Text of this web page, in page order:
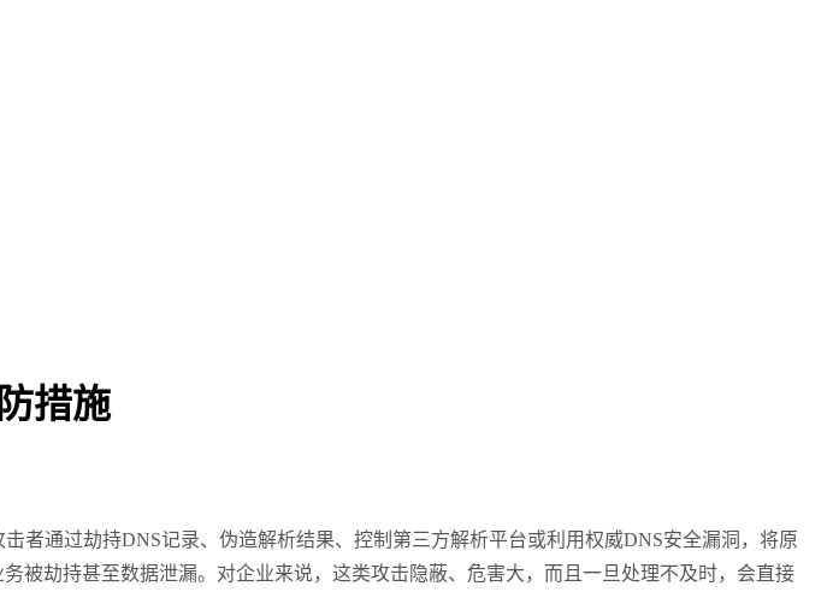
措施
通过劫持DNS记录、伪造解析结果、控制第三方解析平台或利用权威DNS安全漏洞，将原
被劫持甚至数据泄漏。对企业来说，这类攻击隐蔽、危害大，而且一旦处理不及时，会直接